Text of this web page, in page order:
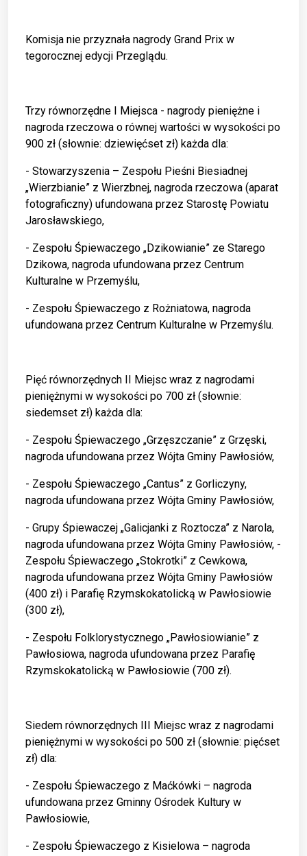
Komisja nie przyznała nagrody Grand Prix w
tegorocznej edycji Przeglądu.
Trzy równorzędne I Miejsca - nagrody pieniężne i
nagroda rzeczowa o równej wartości w wysokości po
900 zł (słownie: dziewięćset zł) każda dla:
- Stowarzyszenia – Zespołu Pieśni Biesiadnej
„Wierzbianie” z Wierzbnej, nagroda rzeczowa (aparat
fotograficzny) ufundowana przez Starostę Powiatu
Jarosławskiego,
- Zespołu Śpiewaczego „Dzikowianie” ze Starego
Dzikowa, nagroda ufundowana przez Centrum
Kulturalne w Przemyślu,
- Zespołu Śpiewaczego z Rożniatowa, nagroda
ufundowana przez Centrum Kulturalne w Przemyślu.
Pięć równorzędnych II Miejsc wraz z nagrodami
pieniężnymi w wysokości po 700 zł (słownie:
siedemset zł) każda dla:
- Zespołu Śpiewaczego „Grzęszczanie” z Grzęski,
nagroda ufundowana przez Wójta Gminy Pawłosiów,
- Zespołu Śpiewaczego „Cantus” z Gorliczyny,
nagroda ufundowana przez Wójta Gminy Pawłosiów,
- Grupy Śpiewaczej „Galicjanki z Roztocza” z Narola,
nagroda ufundowana przez Wójta Gminy Pawłosiów, -
Zespołu Śpiewaczego „Stokrotki” z Cewkowa,
nagroda ufundowana przez Wójta Gminy Pawłosiów
(400 zł) i Parafię Rzymskokatolicką w Pawłosiowie
(300 zł),
- Zespołu Folklorystycznego „Pawłosiowianie” z
Pawłosiowa, nagroda ufundowana przez Parafię
Rzymskokatolicką w Pawłosiowie (700 zł).
Siedem równorzędnych III Miejsc wraz z nagrodami
pieniężnymi w wysokości po 500 zł (słownie: pięćset
zł) dla:
- Zespołu Śpiewaczego z Maćkówki – nagroda
ufundowana przez Gminny Ośrodek Kultury w
Pawłosiowie,
- Zespołu Śpiewaczego z Kisielowa – nagroda